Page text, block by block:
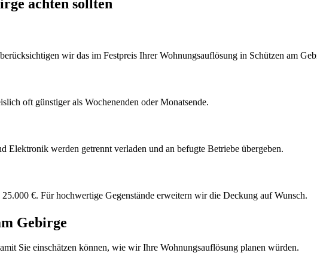
achten sollten
wir das im Festpreis Ihrer Wohnungsauflösung in Schützen am
oft günstiger als Wochenenden oder Monatsende.
Elektronik werden getrennt verladen und an befugte Betriebe übergeben.
€. Für hochwertige Gegenstände erweitern wir die Deckung auf Wunsch.
Gebirge
Sie einschätzen können, wie wir Ihre Wohnungsauflösung planen würden.